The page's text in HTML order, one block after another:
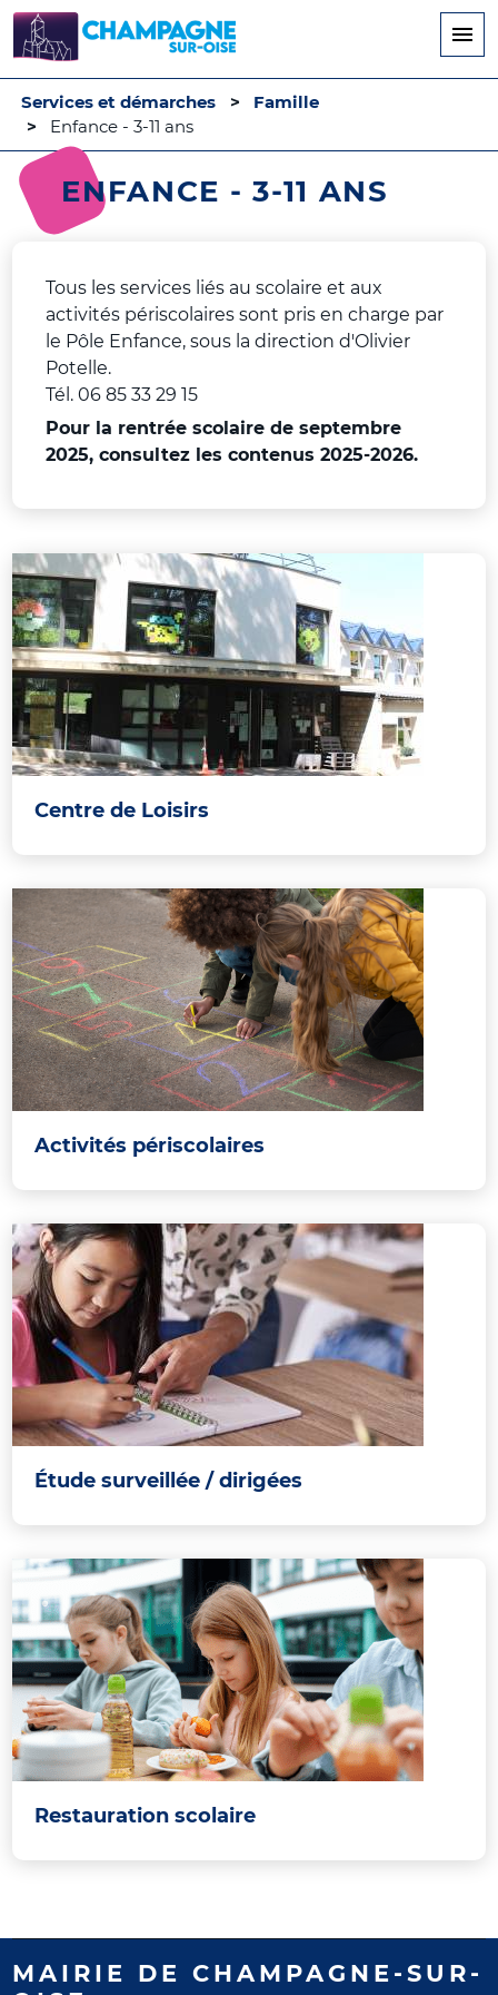
principal
Services et démarches
Famille
Enfance - 3-11 ans
ENFANCE - 3-11 ANS
Tous les services liés au scolaire et aux
activités périscolaires sont pris en charge par
le Pôle Enfance, sous la direction d'Olivier
Potelle.
Tél. 06 85 33 29 15
Pour la rentrée scolaire de septembre
2025, consultez les contenus 2025-2026.
Centre de Loisirs
Activités périscolaires
Étude surveillée / dirigées
Restauration scolaire
MAIRIE DE CHAMPAGNE-SUR-